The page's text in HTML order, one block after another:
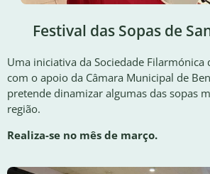
Festival das Sopas de
Uma iniciativa da Sociedade Filarmónica
com o apoio da Câmara Municipal de
pretende dinamizar algumas das sopas
região.
Realiza-se no mês de março.